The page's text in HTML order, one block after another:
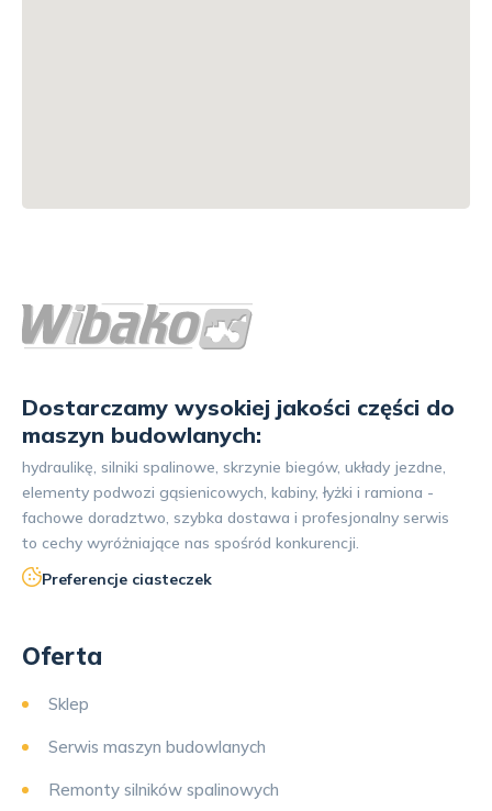
Dostarczamy wysokiej jakości części do
maszyn budowlanych:
hydraulikę, silniki spalinowe, skrzynie biegów, układy jezdne,
elementy podwozi gąsienicowych, kabiny, łyżki i ramiona -
fachowe doradztwo, szybka dostawa i profesjonalny serwis
to cechy wyróżniające nas spośród konkurencji.
Preferencje ciasteczek
Oferta
Sklep
Serwis maszyn budowlanych
Remonty silników spalinowych